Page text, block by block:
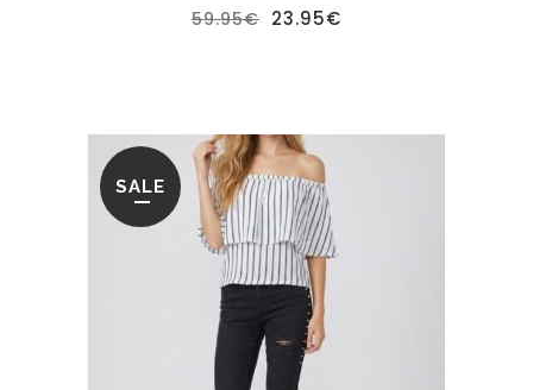
59.95€ El
precio
23.95€
SALE